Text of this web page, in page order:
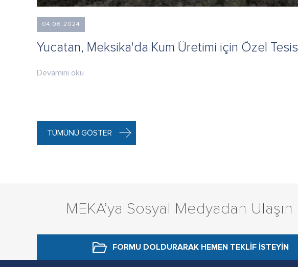
04.06.2024
Yucatan, Meksika'da Kum Üretimi için Özel Tesis
Devamını oku
TÜMÜNÜ GÖSTER
MEKA’ya Sosyal Medyadan Ulaşın
FORMU DOLDURARAK HEMEN TEKLİF İSTEYİN